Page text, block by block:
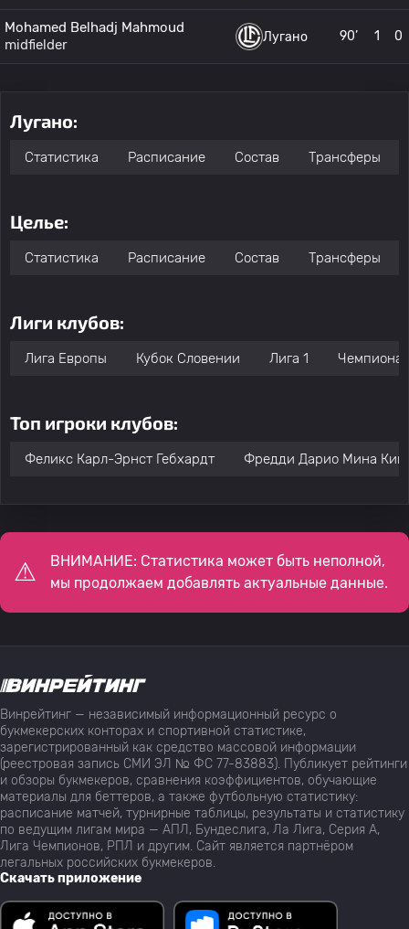
Mohamed Belhadj Mahmoud
midfielder
Лугано 90’ 1 0
Лугано:
Статистика Расписание Состав Трансферы
Целье:
Статистика Расписание Состав Трансферы
Лиги клубов:
Лига Европы Кубок Словении Лига 1
Топ игроки клубов:
Феликс Карл-Эрнст Гебхардт Фредди Дарио Мина
ВНИМАНИЕ: Статистика может быть неполной,
мы продолжаем добавлять актуальные данные.
Винрейтинг — независимый информационный ресурс о
букмекерских конторах и спортивной статистике,
зарегистрированный как средство массовой информации
(реестровая запись СМИ ЭЛ № ФС 77-83883). Публикует рейтинги
и обзоры букмекеров, сравнения коэффициентов, обучающие
материалы для беттеров, а также футбольную статистику:
расписание матчей, турнирные таблицы, результаты и статистику
по ведущим лигам мира — АПЛ, Бундеслига, Ла Лига, Серия А,
Лига Чемпионов, РПЛ и другим. Сайт является партнёром
легальных российских букмекеров.
Скачать приложение